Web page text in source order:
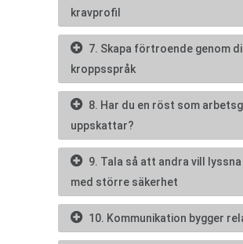
kravprofil
7. Skapa förtroende genom
kroppsspråk
8. Har du en röst som
uppskattar?
9. Tala så att andra vill
med större säkerhet
10. Kommunikation bygger